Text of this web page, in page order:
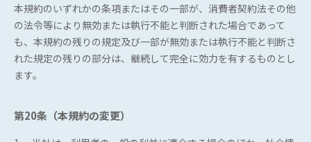
本規約のいずれかの条項またはその一部が、消費者契約法その他
の法令等により無効または執行不能と判断された場合であって
も、本規約の残りの規定及び一部が無効または執行不能と判断さ
れた規定の残りの部分は、継続して完全に効力を有するものとし
ます。
第20条（本規約の変更）